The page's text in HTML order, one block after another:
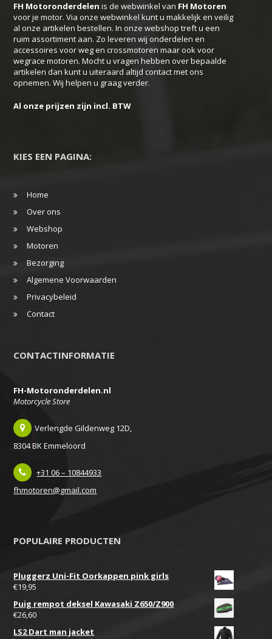
gekozen
worden
op
de
productpagina
FH Motoronderdelen is de webwinkel van FH Motoren
voor je motor. Via onze webwinkel kunt u makkelijk en veilig
al onze artikelen bestellen. In onze webshop treft u een
ruim assortiment aan. Zo leveren wij onderdelen en
accessoires voor weg en crossmotoren maar ook voor
wegrace motoren. Mocht u vragen hebben over bepaalde
artikelen dan kunt u uiteraard altijd contact met ons
opnemen. Wij helpen u graag verder.
Al onze prijzen zijn incl. BTW
KIES EEN PAGINA:
Home
Over ons
Webshop
Motoren
Bezorging
Algemene Voorwaarden
Privacybeleid
Contact
CONTACTINFORMATIE
FH-Motoronderdelen.nl
Motorcycle Store
Verlengde Gildenweg 12D,
8304 BK Emmeloord
+31 06 – 10844933
fhmotoren@gmail.com
POPULAIRE PRODUCTEN
Pluggerz Uni-Fit Oorkappen pink girls
€19,95
Puig rempot deksel Kawasaki Z650/Z900
€26,60
LS2 Dart man jacket